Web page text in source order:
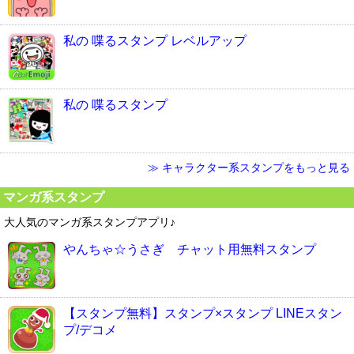
私の 喋るスタンプ レベルアップ
私の 喋るスタンプ
≫ キャラクター系スタンプをもっと見る
マンガ系スタンプ
大人気のマンガ系スタンプアプリ♪
やんちゃ☆うさぎ チャット用無料スタンプ
【スタンプ無料】スタンプ×スタンプ LINEスタン
プ/デコメ